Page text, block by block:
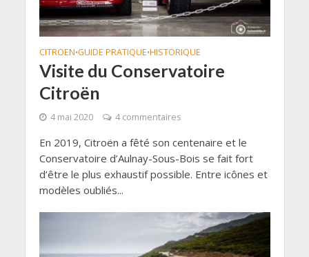
CITROEN•GUIDE PRATIQUE•HISTORIQUE
Visite du Conservatoire
Citroën
4 mai 2020 4 commentaires
En 2019, Citroën a fêté son centenaire et le
Conservatoire d’Aulnay-Sous-Bois se fait fort
d’être le plus exhaustif possible. Entre icônes et
modèles oubliés...